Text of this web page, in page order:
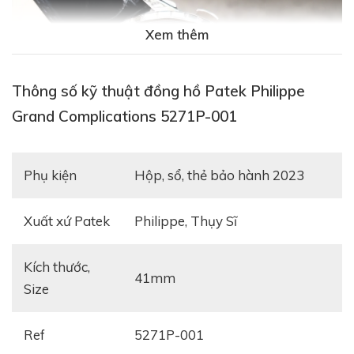
Patek Philippe Grand Complications 5271P-001
với mặt số tròn 41mm từ chất liệu platinum đẳng cấp
Xem thêm
Thông số kỹ thuật đồng hồ Patek Philippe
Grand Complications 5271P-001
Phụ kiện hộp, sổ, thẻ bảo hành 2023
Xuất xứ Patek Philippe, Thụy Sĩ
Kích thước,
Size
41mm
Ref 5271P-001